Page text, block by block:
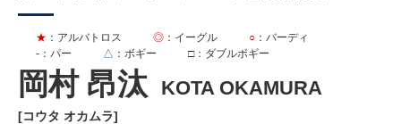
岡村 昂汰 KOTA OKAMURA
[コウタ オカムラ]
★ ：アルバトロス ◎ ：イーグル ○ ：バーディ
- ：パー △ ：ボギー □：ダブルボギー